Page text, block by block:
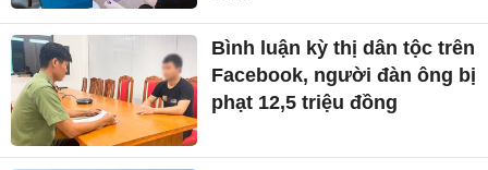
Bình luận kỳ thị dân tộc trên
Facebook, người đàn ông bị
phạt 12,5 triệu đồng